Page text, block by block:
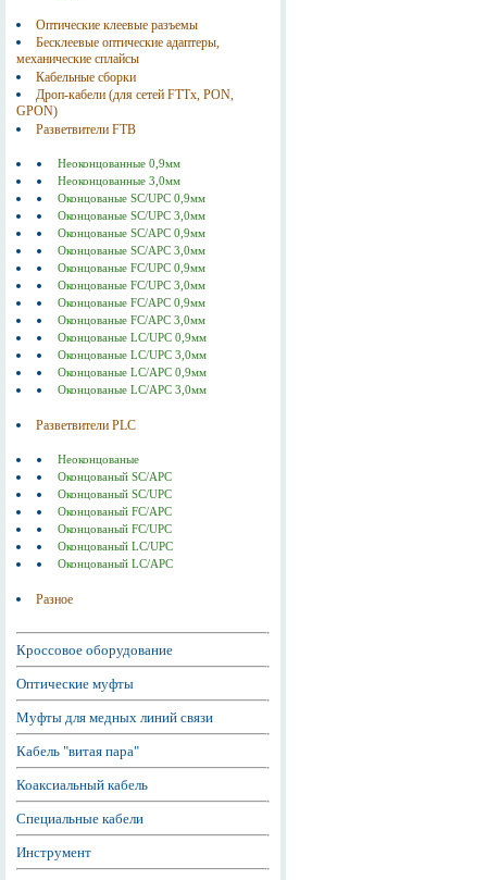
Оптические клеевые разъемы
Бесклеевые оптические адаптеры,
механические сплайсы
Кабельные сборки
Дроп-кабели (для сетей FTTx, PON,
GPON)
Разветвители FTB
Неоконцованные 0,9мм
Неоконцованные 3,0мм
Оконцованые SC/UPC 0,9мм
Оконцованые SC/UPC 3,0мм
Оконцованые SC/АPC 0,9мм
Оконцованые SC/АPC 3,0мм
Оконцованые FC/UPC 0,9мм
Оконцованые FC/UPC 3,0мм
Оконцованые FC/АPC 0,9мм
Оконцованые FC/АPC 3,0мм
Оконцованые LC/UPC 0,9мм
Оконцованые LC/UPC 3,0мм
Оконцованые LC/АPC 0,9мм
Оконцованые LC/АPC 3,0мм
Разветвители PLC
Неоконцованые
Оконцованый SC/APC
Оконцованый SC/UPC
Оконцованый FC/APC
Оконцованый FC/UPC
Оконцованый LC/UPC
Оконцованый LC/APC
Разное
Кроссовое оборудование
Оптические муфты
Муфты для медных линий связи
Кабель "витая пара"
Коаксиальный кабель
Специальные кабели
Инструмент